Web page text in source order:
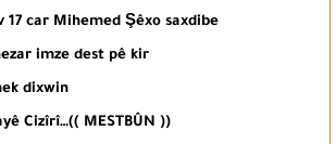
17 car Mihemed Şêxo saxdibe
imze dest pê kir
dixwin
Cizîrî…(( MESTBÛN ))